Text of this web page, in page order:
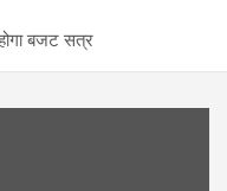
बजट सत्र